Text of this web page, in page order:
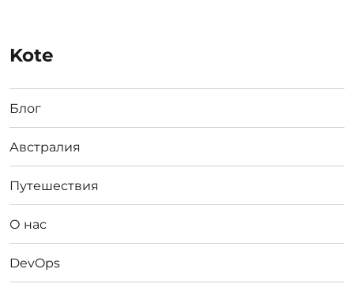
Kote
Блог
Австралия
Путешествия
О нас
DevOps